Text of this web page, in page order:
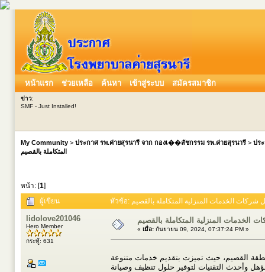
หน้าแรก ช่วยเหลือ ค้นหา เข้าสู่ระบบ สมัครสมาชิก
ข่าว:
SMF - Just Installed!
My Community > ประกาศ รพ.ค่ายสุรนารี จาก กองเ��สัชกรรม รพ.ค่ายสุรนารี > ปร
المتكاملة بالقصيم
หน้า: [1]
ผู้เขียน
lidolove201046
Hero Member
กระทู้: 631
الخدمات المنزلية المتكاملة بالقصيم
« เมื่อ: กันยายน 09, 2024, 07:37:24 PM »
القصيم، حيث تميزت بتقديم خدمات متنوعة
وأحدث التقنيات لتوفير حلول تنظيف وصيانة